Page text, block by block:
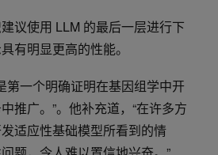
议使用 LLM 的最后一层进行下
有明显更高的性能。
第一个明确证明在基因组学中开
推广。”。他补充道，“在许多方
适应性基础模型所看到的情